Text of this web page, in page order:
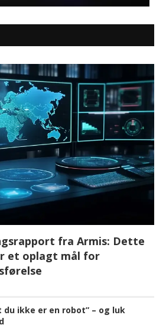
fra Armis: Dette
et oplagt mål for
ikke er en robot” – og luk